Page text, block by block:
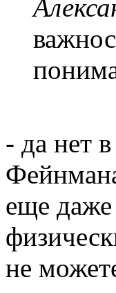
- да нет
еще
не